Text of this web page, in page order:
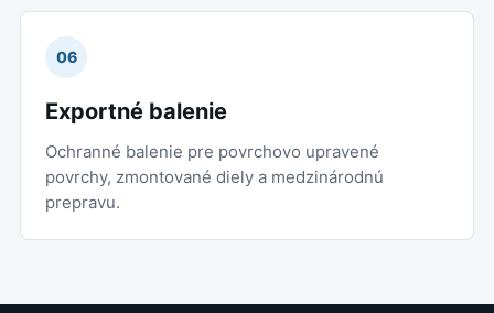
06
Exportné balenie
Ochranné balenie pre povrchovo upravené
povrchy, zmontované diely a medzinárodnú
prepravu.